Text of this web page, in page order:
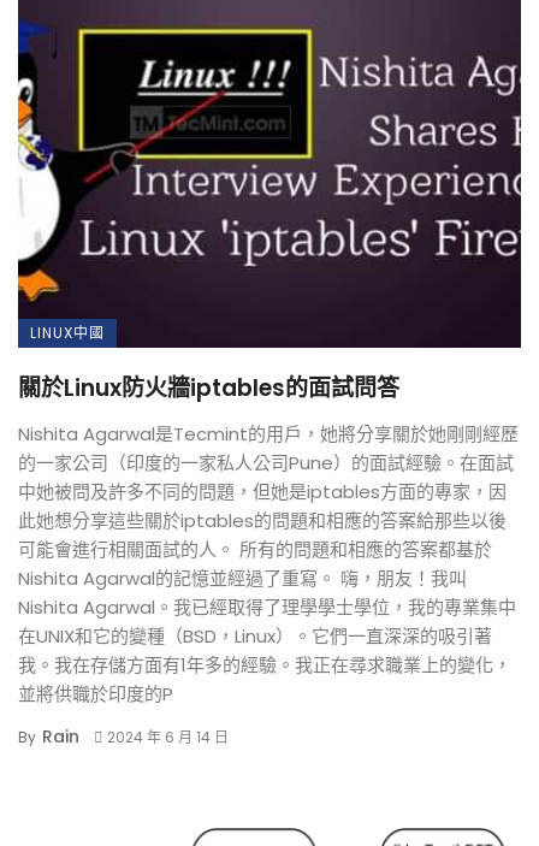
LINUX中國
關於Linux防火牆iptables的面試問答
Nishita Agarwal是Tecmint的用戶，她將分享關於她剛剛經歷
的一家公司（印度的一家私人公司Pune）的面試經驗。在面試
中她被問及許多不同的問題，但她是iptables方面的專家，因
此她想分享這些關於iptables的問題和相應的答案給那些以後
可能會進行相關面試的人。 所有的問題和相應的答案都基於
Nishita Agarwal的記憶並經過了重寫。 嗨，朋友！我叫
Nishita Agarwal。我已經取得了理學學士學位，我的專業集中
在UNIX和它的變種（BSD，Linux）。它們一直深深的吸引著
我。我在存儲方面有1年多的經驗。我正在尋求職業上的變化，
並將供職於印度的P
By Rain 2024 年 6 月 14 日